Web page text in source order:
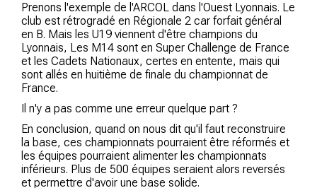
Prenons l'exemple de l'ARCOL dans l'Ouest Lyonnais. Le
club est rétrogradé en Régionale 2 car forfait général
en B. Mais les U19 viennent d'être champions du
Lyonnais, Les M14 sont en Super Challenge de France
et les Cadets Nationaux, certes en entente, mais qui
sont allés en huitième de finale du championnat de
France.
Il n'y a pas comme une erreur quelque part ?
En conclusion, quand on nous dit qu'il faut reconstruire
la base, ces championnats pourraient être réformés et
les équipes pourraient alimenter les championnats
inférieurs. Plus de 500 équipes seraient alors reversés
et permettre d'avoir une base solide.